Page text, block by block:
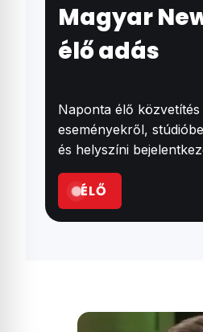
Magyar
élő adás
Naponta élő
eseményekről,
és helyszíni
ÉLŐ